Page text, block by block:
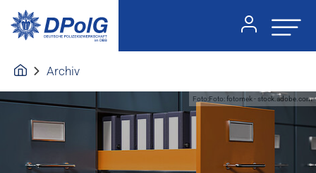
Archiv
Foto:Foto: fotomek - stock.adobe.com